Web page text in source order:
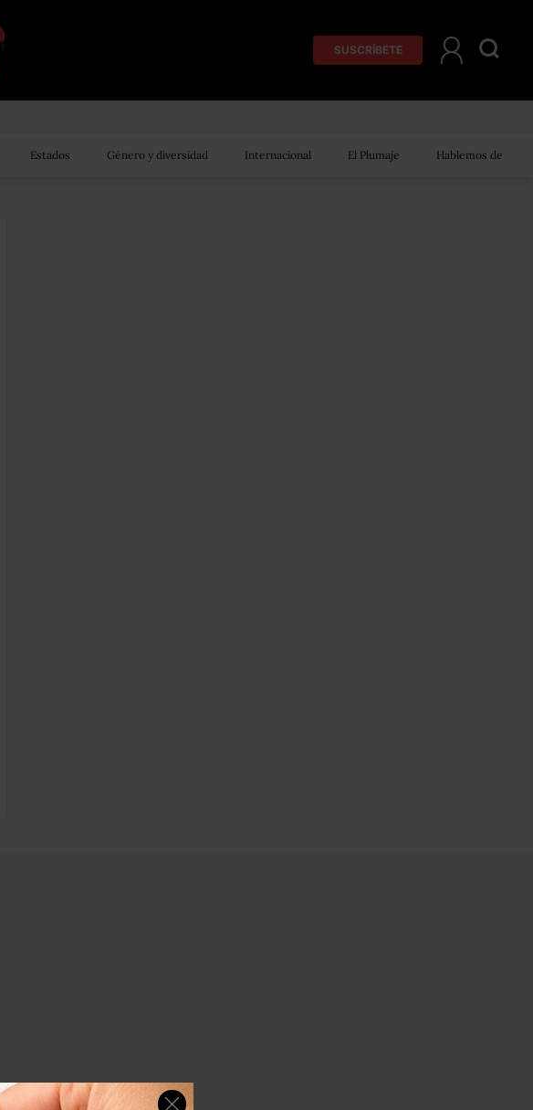
SUSCRÍBETE
Estados Género y diversidad Internacional El Plumaje Hablemos de